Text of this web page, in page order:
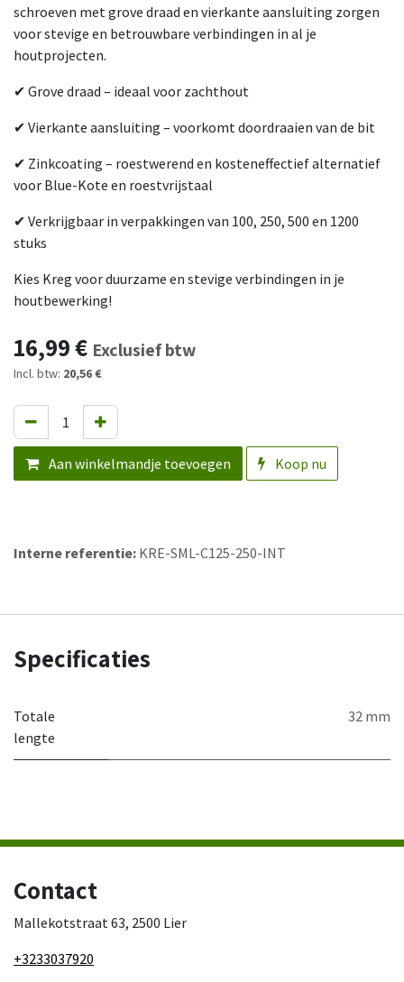
schroeven met grove draad en vierkante aansluiting zorgen
voor stevige en betrouwbare verbindingen in al je
houtprojecten.
✔ Grove draad – ideaal voor zachthout
✔ Vierkante aansluiting – voorkomt doordraaien van de bit
✔ Zinkcoating – roestwerend en kosteneffectief alternatief
voor Blue-Kote en roestvrijstaal
✔ Verkrijgbaar in verpakkingen van 100, 250, 500 en 1200
stuks
Kies Kreg voor duurzame en stevige verbindingen in je
houtbewerking!
16,99€ Exclusief btw
Incl. btw: 20,56 €
Aan winkelmandje toevoegen Koop nu
Interne referentie: KRE-SML-C125-250-INT
Specificaties
Totale
lengte
32 mm
Contact
Mallekotstraat 63, 2500 Lier
+3233037920